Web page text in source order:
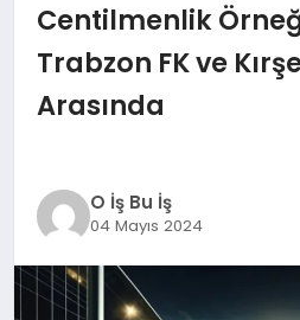
SPOR
Centilmenlik
Trabzon FK ve
Arasında
O İş Bu İş
04 Mayıs 2024